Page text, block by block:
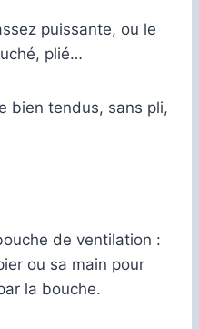
puissante, ou le
plié…
bien tendus, sans pli,
de ventilation :
ou sa main pour
la bouche.